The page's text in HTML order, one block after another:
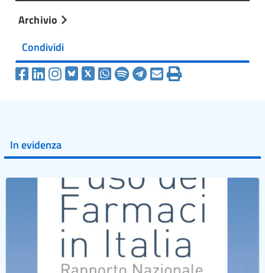
Archivio
Condividi
In evidenza